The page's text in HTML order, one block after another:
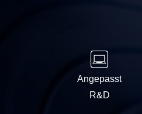
Angepasst
R&D